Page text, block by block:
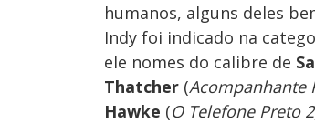
humanos, alguns deles
Indy foi indicado na
ele nomes do calibre de
Thatcher (Acompanhante
Hawke (O Telefone Preto 2